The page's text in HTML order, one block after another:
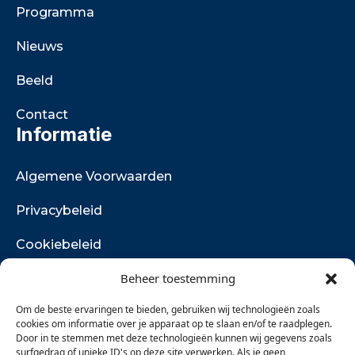
Beheer toestemming
Om de beste ervaringen te bieden, gebruiken wij technologieën zoals
cookies om informatie over je apparaat op te slaan en/of te raadplegen.
Door in te stemmen met deze technologieën kunnen wij gegevens zoals
surfgedrag of unieke ID's op deze site verwerken. Als je geen
Programma
Nieuws
Beeld
Contact
Informatie
Algemene Voorwaarden
Privacybeleid
Cookiebeleid
Vacatures
Contact